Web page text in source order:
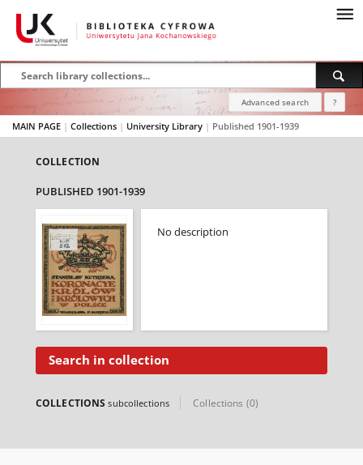
Advanced search ?
MAIN PAGE | Collections | University Library | Published 1901-1939
COLLECTION
PUBLISHED 1901-1939
No description
Search in collection
COLLECTIONSsubcollections Collections (0)